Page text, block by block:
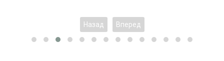
Назад Вперед